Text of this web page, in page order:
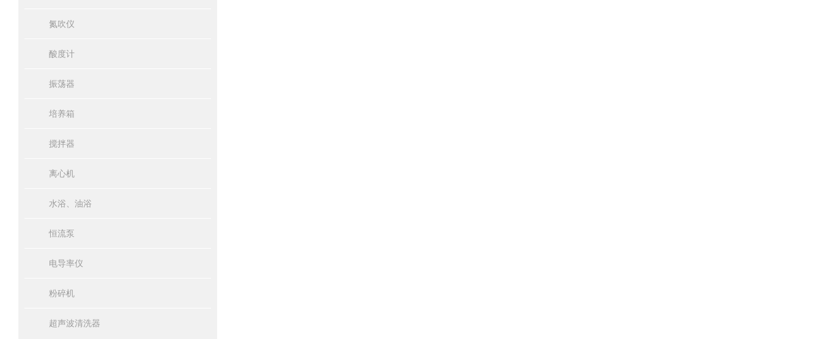
氮吹仪
酸度计
振荡器
培养箱
搅拌器
离心机
水浴、油浴
恒流泵
电导率仪
粉碎机
超声波清洗器